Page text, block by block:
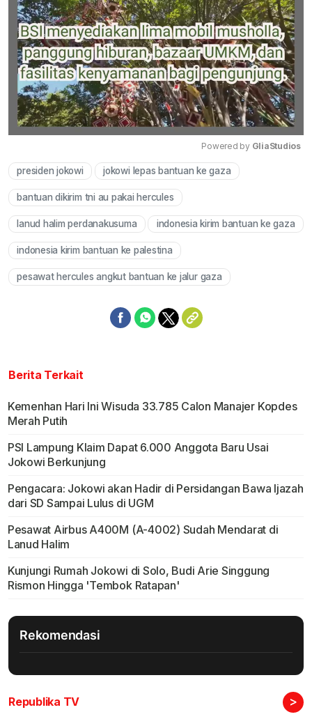
Powered by GliaStudios
presiden jokowi jokowi lepas bantuan ke gaza
bantuan dikirim tni au pakai hercules
lanud halim perdanakusuma indonesia kirim bantuan ke gaza
indonesia kirim bantuan ke palestina
pesawat hercules angkut bantuan ke jalur gaza
Berita Terkait
Kemenhan Hari Ini Wisuda 33.785 Calon Manajer Kopdes
Merah Putih
PSI Lampung Klaim Dapat 6.000 Anggota Baru Usai
Jokowi Berkunjung
Pengacara: Jokowi akan Hadir di Persidangan Bawa Ijazah
dari SD Sampai Lulus di UGM
Pesawat Airbus A400M (A-4002) Sudah Mendarat di
Lanud Halim
Kunjungi Rumah Jokowi di Solo, Budi Arie Singgung
Rismon Hingga 'Tembok Ratapan'
Rekomendasi
Republika TV >